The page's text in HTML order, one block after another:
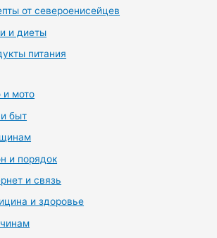
от североенисейцев
и диеты
питания
и мото
быт
и порядок
и связь
и здоровье